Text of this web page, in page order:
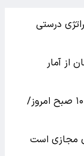
درستی
از آمار
اعمال محدودیت تردد در چالوس از ساعت ۱۰ صبح امروز/
مجازی است